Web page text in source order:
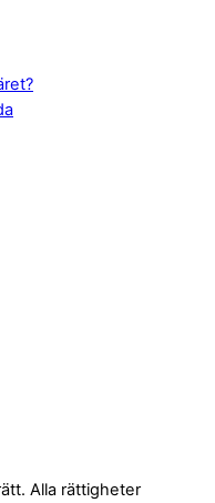
Alla rättigheter